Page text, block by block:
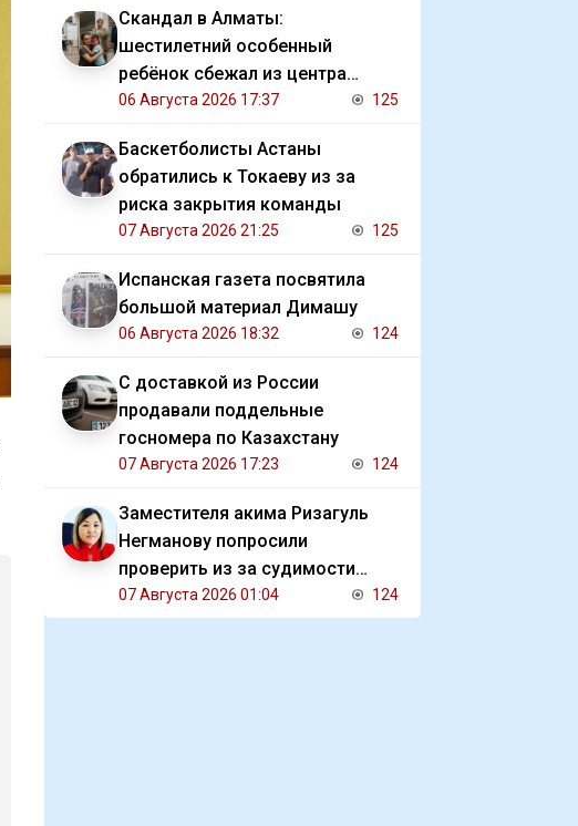
Скандал в Алматы:
шестилетний особенный
ребёнок сбежал из центра
реабилитации и потерялся
06 Августа 2026 17:37 125
Баскетболисты Астаны
обратились к Токаеву из за
риска закрытия команды
07 Августа 2026 21:25 125
Испанская газета посвятила
большой материал Димашу
06 Августа 2026 18:32 124
С доставкой из России
продавали поддельные
госномера по Казахстану
07 Августа 2026 17:23 124
Заместителя акима Ризагуль
Негманову попросили
проверить из за судимости
сестры
07 Августа 2026 01:04 124